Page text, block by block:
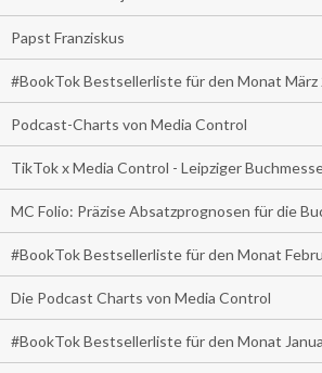
Papst Franziskus
#BookTok Bestsellerliste für den Monat März
Podcast-Charts von Media Control
TikTok x Media Control - Leipziger
MC Folio: Präzise Absatzprognosen für die
#BookTok Bestsellerliste für den Monat
Die Podcast Charts von Media Control
#BookTok Bestsellerliste für den Monat